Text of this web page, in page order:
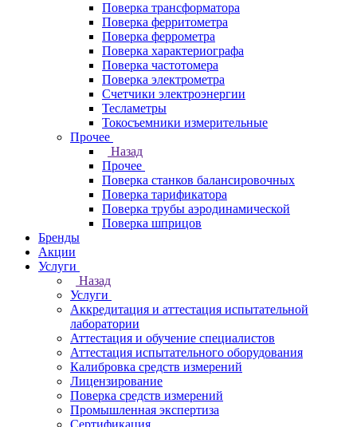
Поверка трансформатора
Поверка ферритометра
Поверка феррометра
Поверка характериографа
Поверка частотомера
Поверка электрометра
Счетчики электроэнергии
Тесламетры
Токосъемники измерительные
Прочее
Назад
Прочее
Поверка станков балансировочных
Поверка тарификатора
Поверка трубы аэродинамической
Поверка шприцов
Бренды
Акции
Услуги
Назад
Услуги
Аккредитация и аттестация испытательной
лаборатории
Аттестация и обучение специалистов
Аттестация испытательного оборудования
Калибровка средств измерений
Лицензирование
Поверка средств измерений
Промышленная экспертиза
Сертификация